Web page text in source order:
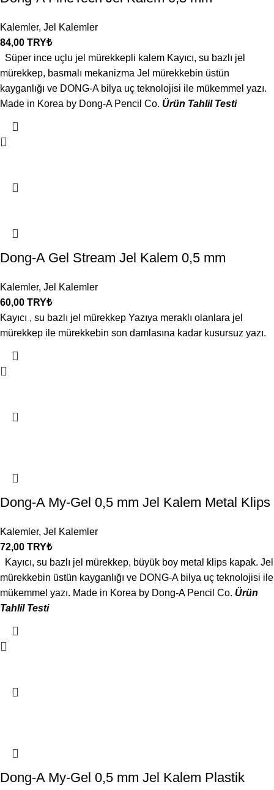
Kalemler, Jel Kalemler
84,00 TRY₺
Süper ince uçlu jel mürekkepli kalem Kayıcı, su bazlı jel
mürekkep, basmalı mekanizma Jel mürekkebin üstün
kayganlığı ve DONG-A bilya uç teknolojisi ile mükemmel yazı.
Made in Korea by Dong-A Pencil Co. Ürün Tahlil Testi
Dong-A Gel Stream Jel Kalem 0,5 mm
Kalemler, Jel Kalemler
60,00 TRY₺
Kayıcı , su bazlı jel mürekkep Yazıya meraklı olanlara jel
mürekkep ile mürekkebin son damlasına kadar kusursuz yazı.
Dong-A My-Gel 0,5 mm Jel Kalem Metal Klips
Kalemler, Jel Kalemler
72,00 TRY₺
Kayıcı, su bazlı jel mürekkep, büyük boy metal klips kapak. Jel
mürekkebin üstün kayganlığı ve DONG-A bilya uç teknolojisi ile
mükemmel yazı. Made in Korea by Dong-A Pencil Co. Ürün
Tahlil Testi
Dong-A My-Gel 0,5 mm Jel Kalem Plastik